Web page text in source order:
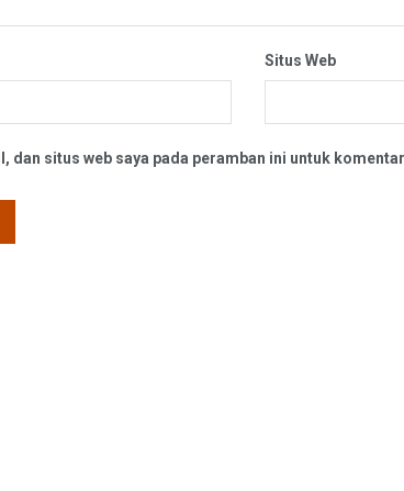
Situs Web
dan situs web saya pada peramban ini untuk